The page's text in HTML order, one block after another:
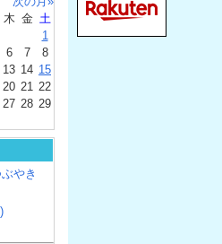
木 金 土
1
6
7
8
13 14 15
20 21 22
27 28 29
やき